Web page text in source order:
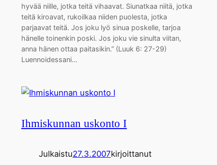
hyvää niille, jotka teitä vihaavat. Siunatkaa niitä, jotka
teitä kiroavat, rukoilkaa niiden puolesta, jotka
parjaavat teitä. Jos joku lyö sinua poskelle, tarjoa
hänelle toinenkin poski. Jos joku vie sinulta viitan,
anna hänen ottaa paitasikin.” (Luuk 6: 27-29)
Luennoidessani…
Ihmiskunnan uskonto I
Julkaistu27.3.2007kirjoittanut